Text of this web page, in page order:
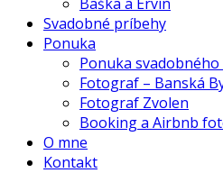
Svadobné príbehy
Ponuka
Ponuka
Fotograf – Banská
Fotograf Zvolen
Booking a Airbnb
O mne
Kontakt